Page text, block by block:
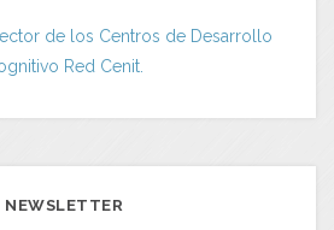
de los Centros de Desarrollo
Red Cenit.
NEWSLETTER